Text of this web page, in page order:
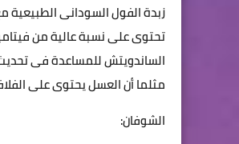
زبدة الفول السودانى الطبيعية
الساندويتش للمساعدة فى تحديث
مثلما أن العسل يحتوى على
الشوفان: